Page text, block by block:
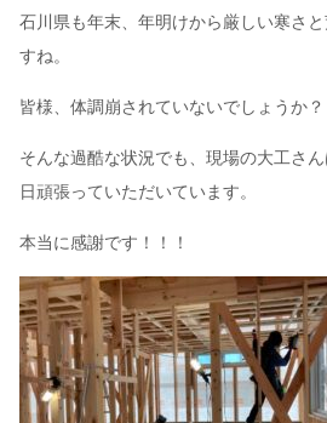
石川県も年末、年明けから厳しい寒さ
すね。
皆様、体調崩されていないでしょうか？
そんな過酷な状況でも、現場の大工さ
日頑張っていただいています。
本当に感謝です！！！